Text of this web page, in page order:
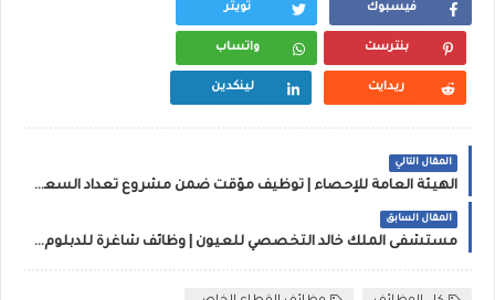
فيسبوك تويتر
بنترست واتساب
ريدايت لينكدين
المقال التالي
الهيئة العامة للإحصاء | توظيف مؤقت ضمن مشروع تعداد السعودية 2022 بالرياض
المقال السابق
مستشفى الملك خالد التخصصي للعيون | وظائف شاغرة للدبلوم فأعلى في الرياض